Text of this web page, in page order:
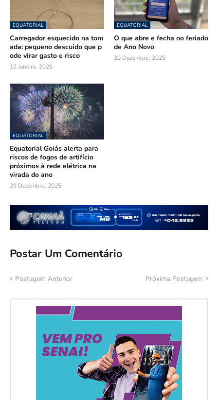
EQUATORIAL
Carregador esquecido na tom
ada: pequeno descuido que p
ode virar gasto e risco
12 Janeiro, 2026
EQUATORIAL
O que abre e fecha no feriado
de Ano Novo
30 Dezembro, 2025
EQUATORIAL
Equatorial Goiás alerta para
riscos de fogos de artifício
próximos à rede elétrica na
virada do ano
29 Dezembro, 2025
Postar Um Comentário
Postagem Anterior Próxima Postagem